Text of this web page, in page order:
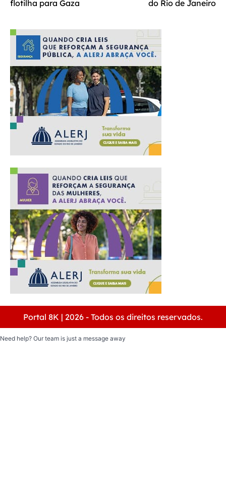
flotilha para Gaza do Rio de Janeiro
Portal 8K | 2026 - Todos os direitos reservados.
Need help? Our team is just a message away